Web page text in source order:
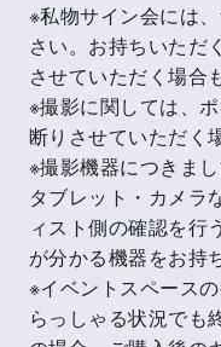
※私物サイン会には
さい。お持ちいただ
させていただく場合
※撮影に関しては、
断りさせていただく
※撮影機器につきま
タブレット・カメラ
ィスト側の確認を行
が分かる機器をお持
※イベントスペース
らっしゃる状況でも